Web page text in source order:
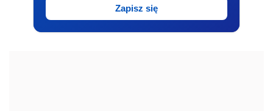
Zapisz się